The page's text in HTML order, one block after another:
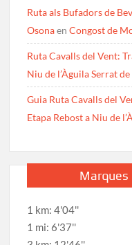
Ruta als Bufadors de
OsonaenCongost de
Ruta Cavalls del Vent:
Niu de l’Àguila Serrat
Guia Ruta Cavalls del
Etapa Rebost a Niu de
Marques
1 km: 4'04''
1 mi: 6'37''